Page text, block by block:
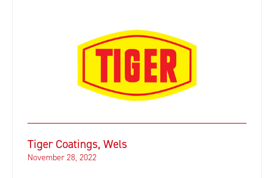
Tiger Coatings, Wels
November 28, 2022